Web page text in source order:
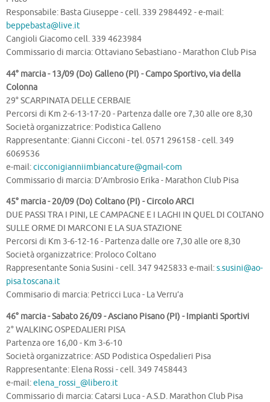
Responsabile: Basta Giuseppe - cell. 339 2984492 - e-mail:
beppebasta@live.it
Cangioli Giacomo cell. 339 4623984
Commissario di marcia: Ottaviano Sebastiano - Marathon Club Pisa
44° marcia - 13/09 (Do) Galleno (PI) - Campo Sportivo, via della
Colonna
29° SCARPINATA DELLE CERBAIE
Percorsi di Km 2-6-13-17-20 - Partenza dalle ore 7,30 alle ore 8,30
Società organizzatrice: Podistica Galleno
Rappresentante: Gianni Cicconi - tel. 0571 296158 - cell. 349
6069536
e-mail:cicconigianniimbiancature@gmail-com
Commissario di marcia: D’Ambrosio Erika - Marathon Club Pisa
45° marcia - 20/09 (Do) Coltano (PI) - Circolo ARCI
DUE PASSI TRA I PINI, LE CAMPAGNE E I LAGHI IN QUEL DI COLTANO
SULLE ORME DI MARCONI E LA SUA STAZIONE
Percorsi di Km 3-6-12-16 - Partenza dalle ore 7,30 alle ore 8,30
Società organizzatrice: Proloco Coltano
Rappresentante Sonia Susini - cell. 347 9425833 e-mail:s.susini@ao-
pisa.toscana.it
Commisario di marcia: Petricci Luca - La Verru’a
46° marcia - Sabato 26/09 - Asciano Pisano (PI) - Impianti Sportivi
2° WALKING OSPEDALIERI PISA
Partenza ore 16,00 - Km 3-6-10
Società organizzatrice: ASD Podistica Ospedalieri Pisa
Rappresentante: Elena Rossi - cell. 349 7458443
e-mail:elena_rossi_@libero.it
Commissario di marcia: Catarsi Luca - A.S.D. Marathon Club Pisa